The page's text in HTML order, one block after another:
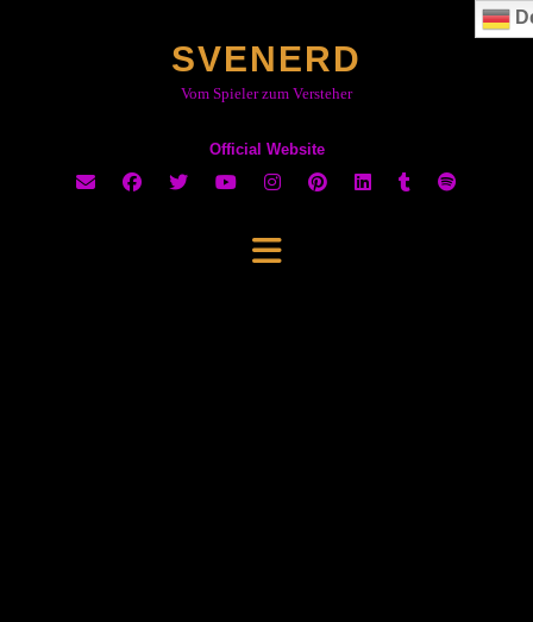
SVENERD
Vom Spieler zum Versteher
Official Website